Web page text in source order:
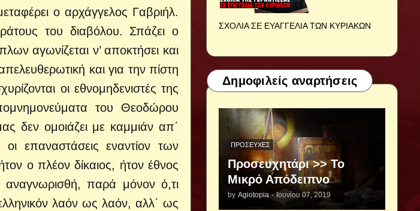
ο αρχάγγελος Γαβριήλ.
του διαβόλου. Σπάζει ο
αγωνίζεται ν’ αποκτήσει και
και για την πίστη
οι εθνομηδενιστές της
του Θεοδώρου
δεν ομοιάζει με καμμιάν απ΄
επαναστάσεις εναντίον των
ο πλέον δίκαιος, ήτον έθνος
παρά μόνον ό,τι
λαόν ως λαόν, αλλ΄ ως
ΣΧΟΛΙΑ ΣΕ ΕΥΑΓΓΕΛΙΑ ΤΩΝ ΚΥΡΙΑΚΩΝ
Δημοφιλείς αναρτήσεις
ΠΡΟΣΕΥΧΈΣ
Προσευχητάρι >> Το
Μικρό Απόδειπνο
by Agiotopia - Ιουνίου 07, 2019